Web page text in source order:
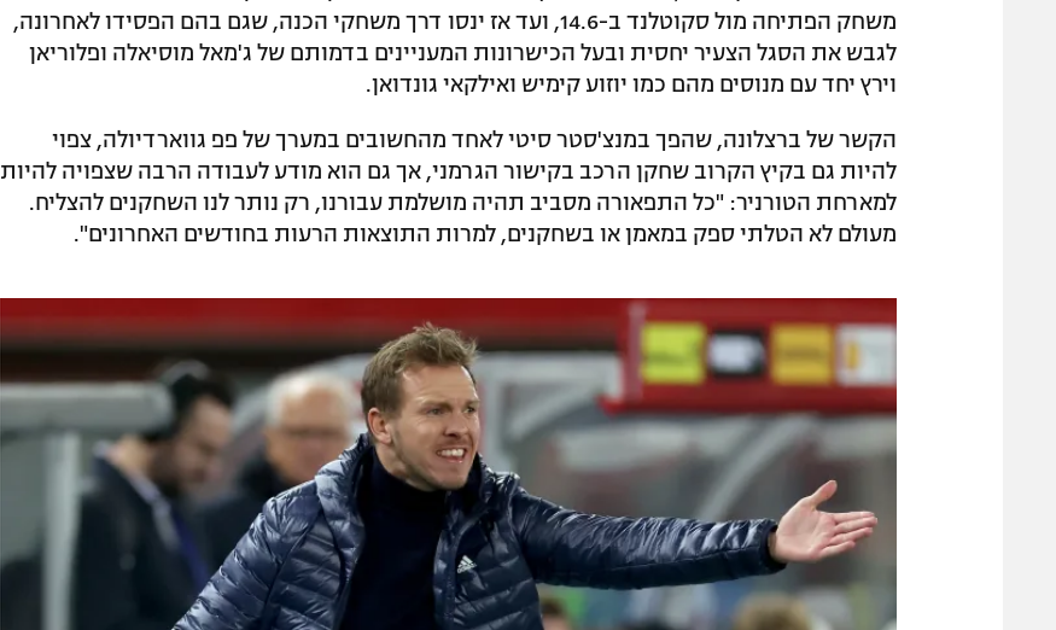
משחק הפתיחה מול סקוטלנד ב-14.6, ועד אז ינסו דרך משחקי הכנה, שגם בהם הפסידו לאחרונה,
לגבש את הסגל הצעיר יחסית ובעל הכישרונות המעניינים בדמותם של ג'מאל מוסיאלה ופלוריאן
וירץ יחד עם מנוסים מהם כמו יוזוע קימיש ואילקאי גונדואן.
הקשר של ברצלונה, שהפך במנצ'סטר סיטי לאחד מהחשובים במערך של פפ גווארדיולה, צפוי
להיות גם בקיץ הקרוב שחקן הרכב בקישור הגרמני, אך גם הוא מודע לעבודה הרבה שצפויה להיות
למארחת הטורניר: "כל התפאורה מסביב תהיה מושלמת עבורנו, רק נותר לנו השחקנים להצליח.
מעולם לא הטלתי ספק במאמן או בשחקנים, למרות התוצאות הרעות בחודשים האחרונים".